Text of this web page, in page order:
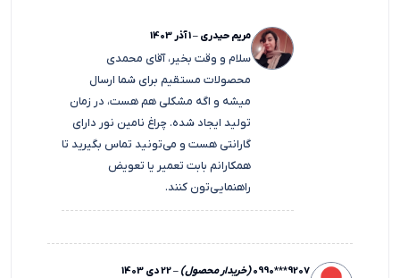
مریم حیدری –1 آذر 1403
سلام و وقت بخیر، آقای محمدی
محصولات مستقیم برای شما ارسال
میشه و اگه مشکلی هم هست، در زمان
تولید ایجاد شده. چراغ نامین نور دارای
گارانتی هست و می‌تونید تماس بگیرید تا
همکارانم بابت تعمیر یا تعویض
راهنمایی‌تون کنند.
0990***9207 (خریدار محصول) –22 دی 1403